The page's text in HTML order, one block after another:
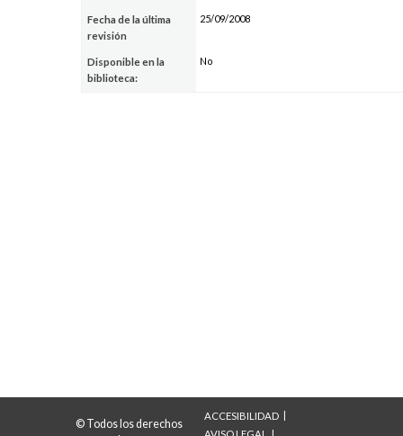
Fecha de la última
revisión
25/09/2008
Disponible en la
biblioteca:
No
© Todos los derechos
ACCESIBILIDAD
AVISO LEGAL